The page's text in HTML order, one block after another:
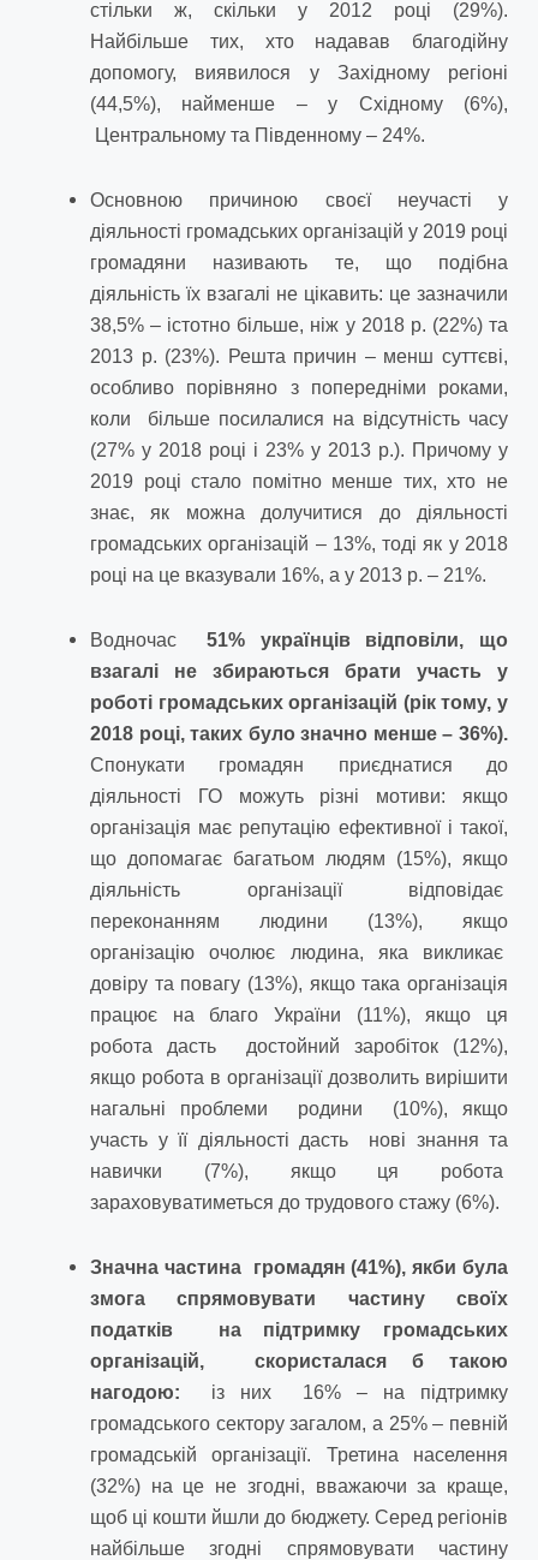
стільки ж, скільки у 2012 році (29%).
Найбільше тих, хто надавав благодійну
допомогу, виявилося у Західному регіоні
(44,5%), найменше – у Східному (6%),
Центральному та Південному – 24%.
Основною причиною своєї неучасті у
діяльності громадських організацій у 2019 році
громадяни називають те, що подібна
діяльність їх взагалі не цікавить: це зазначили
38,5% – істотно більше, ніж у 2018 р. (22%) та
2013 р. (23%). Решта причин – менш суттєві,
особливо порівняно з попередніми роками,
коли більше посилалися на відсутність часу
(27% у 2018 році і 23% у 2013 р.). Причому у
2019 році стало помітно менше тих, хто не
знає, як можна долучитися до діяльності
громадських організацій – 13%, тоді як у 2018
році на це вказували 16%, а у 2013 р. – 21%.
Водночас51% українців відповіли, що
взагалі не збираються брати участь у
роботі громадських організацій (рік тому, у
2018 році, таких було значно менше – 36%).
Спонукати громадян приєднатися до
діяльності ГО можуть різні мотиви: якщо
організація має репутацію ефективної і такої,
що допомагає багатьом людям (15%), якщо
діяльність організації відповідає
переконанням людини (13%), якщо
організацію очолює людина, яка викликає
довіру та повагу (13%), якщо така організація
працює на благо України (11%), якщо ця
робота дасть достойний заробіток (12%),
якщо робота в організації дозволить вирішити
нагальні проблеми родини (10%), якщо
участь у її діяльності дасть нові знання та
навички (7%), якщо ця робота
зараховуватиметься до трудового стажу (6%).
Значна частина
громадян (41%), якби була
змога спрямовувати частину своїх
податків на підтримку громадських
організацій, скористалася б такою
нагодою:
із них 16% – на підтримку
громадського сектору загалом, а 25% – певній
громадській організації. Третина населення
(32%) на це не згодні, вважаючи за краще,
щоб ці кошти йшли до бюджету. Серед регіонів
найбільше згодні спрямовувати частину